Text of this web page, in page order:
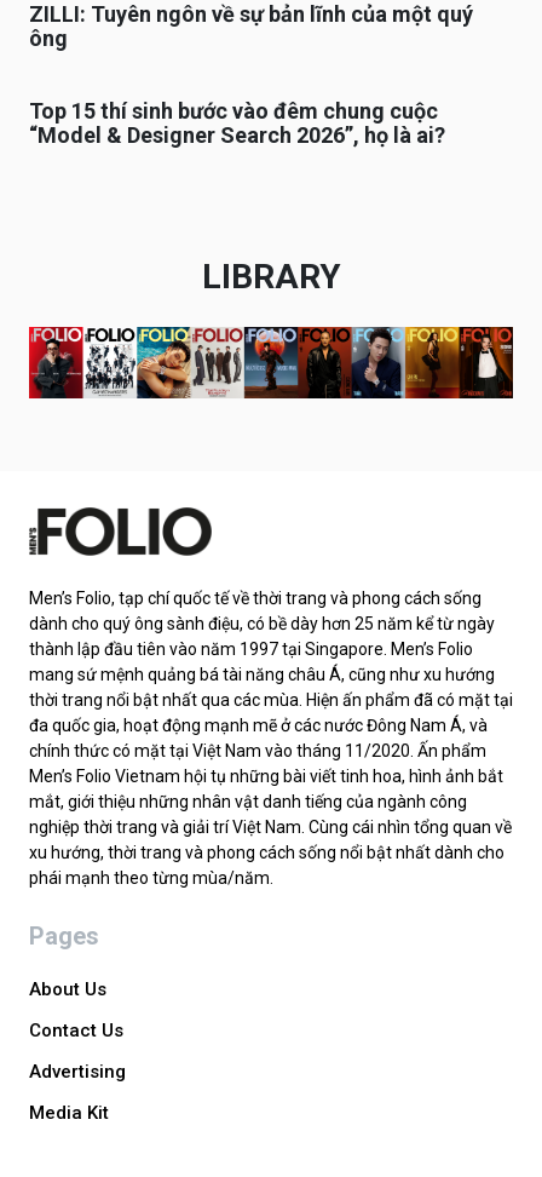
ZILLI: Tuyên ngôn về sự bản lĩnh của một quý
ông
Top 15 thí sinh bước vào đêm chung cuộc
“Model & Designer Search 2026”, họ là ai?
LIBRARY
Men’s Folio, tạp chí quốc tế về thời trang và phong cách sống
dành cho quý ông sành điệu, có bề dày hơn 25 năm kể từ ngày
thành lập đầu tiên vào năm 1997 tại Singapore. Men’s Folio
mang sứ mệnh quảng bá tài năng châu Á, cũng như xu hướng
thời trang nổi bật nhất qua các mùa. Hiện ấn phẩm đã có mặt tại
đa quốc gia, hoạt động mạnh mẽ ở các nước Đông Nam Á, và
chính thức có mặt tại Việt Nam vào tháng 11/2020. Ấn phẩm
Men’s Folio Vietnam hội tụ những bài viết tinh hoa, hình ảnh bắt
mắt, giới thiệu những nhân vật danh tiếng của ngành công
nghiệp thời trang và giải trí Việt Nam. Cùng cái nhìn tổng quan về
xu hướng, thời trang và phong cách sống nổi bật nhất dành cho
phái mạnh theo từng mùa/năm.
Pages
About Us
Contact Us
Advertising
Media Kit